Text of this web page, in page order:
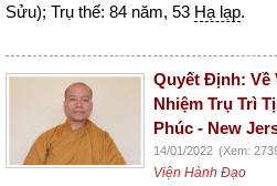
Sửu); Trụ thế: 84 năm, 53 Hạ lạp.
Quyết Định: Về
Nhiệm Trụ Trì
Phúc - New
14/01/2022 (Xem:
Viện Hành Đạo